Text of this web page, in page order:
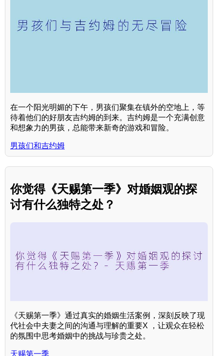
在一个阳光明媚的下午，男孩们聚集在镇外的空地上，等
待着他们的好朋友吉约姆的到来。吉约姆是一个充满创意
和想象力的男孩，总能带来新奇的游戏和冒险。
男孩们和吉约姆
你觉得《天赐第一季》对婚姻观的探
讨有什么独特之处？
《天赐第一季》通过真实的婚姻生活案例，深刻反映了现
代社会中夫妻之间的沟通与理解的重要X ，让观众在轻松
的氛围中思考婚姻中的挑战与珍贵之处。
天赐第一季